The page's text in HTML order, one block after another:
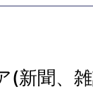
(新聞、